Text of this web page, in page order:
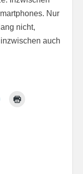
Nur
nicht,
auch